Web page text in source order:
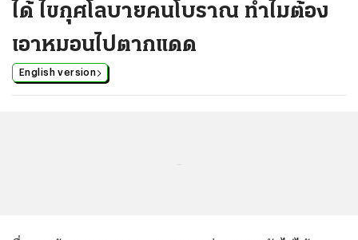
ได้ ไขกุศโลบายคนโบราณ ทำไมต้อง
เอาหมอนไปตากแดด
English version